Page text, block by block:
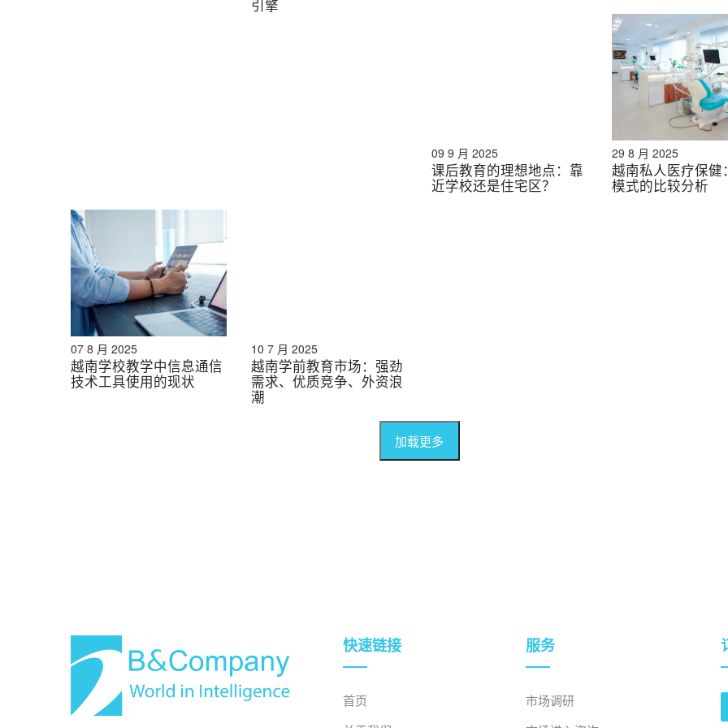
引擎
09 9 月 2025
课后教育的理想地点：靠
近学校还是住宅区？
29 8 月 2025
越南私人医疗保健
模式的比较分析
07 8 月 2025
越南学校教学中信息通信
技术工具使用的现状
10 7 月 2025
越南学前教育市场：强劲
需求、优质竞争、外资浪
潮
加载更多
快速链接
首页
服务
市场调研